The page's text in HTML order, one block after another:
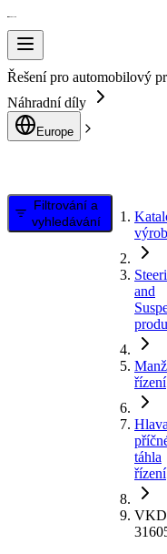
Řešení pro automobilový
Náhradní díly
Europe
Filtrování a
vyhledávání
and
řízení
Hlava
táhla
řízení